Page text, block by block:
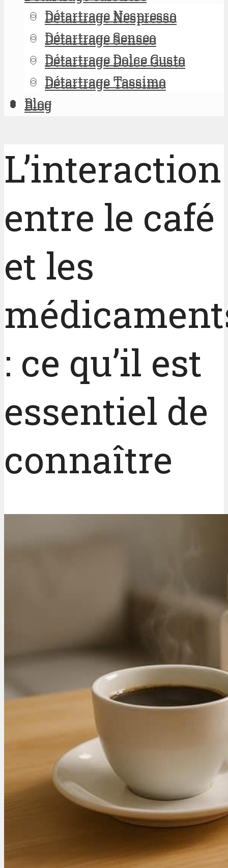
Détartrage Nespresso
Détartrage Senseo
Détartrage Dolce Gusto
Détartrage Tassimo
Blog
Détartrage Nespresso
Détartrage Senseo
Détartrage Dolce Gusto
Détartrage Tassimo
Blog
L’interaction
entre le café
et les
: ce qu’il est
essentiel de
connaître